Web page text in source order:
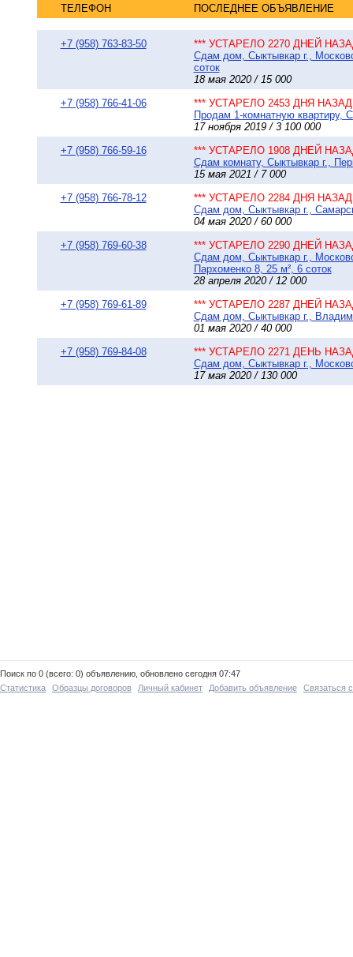
ТЕЛЕФОН ПОСЛЕДНЕЕ ОБЪЯВЛЕНИЕ
+7 (958) 763-83-50
*** УСТАРЕЛО 2270 ДНЕЙ
Сдам дом, Сыктывкар г.,
соток
18 мая 2020 / 15 000
+7 (958) 766-41-06
*** УСТАРЕЛО 2453 ДНЯ НАЗАД
Продам 1-комнатную квартиру,
17 ноября 2019 / 3 100 000
+7 (958) 766-59-16
*** УСТАРЕЛО 1908 ДНЕЙ
Сдам комнату, Сыктывкар г.,
15 мая 2021 / 7 000
+7 (958) 766-78-12
*** УСТАРЕЛО 2284 ДНЯ НАЗАД
Сдам дом, Сыктывкар г.,
04 мая 2020 / 60 000
+7 (958) 769-60-38
*** УСТАРЕЛО 2290 ДНЕЙ
Сдам дом, Сыктывкар г.,
Пархоменко 8, 25 м², 6 соток
28 апреля 2020 / 12 000
+7 (958) 769-61-89
*** УСТАРЕЛО 2287 ДНЕЙ
Сдам дом, Сыктывкар г.,
01 мая 2020 / 40 000
+7 (958) 769-84-08
*** УСТАРЕЛО 2271 ДЕНЬ
Сдам дом, Сыктывкар г.,
17 мая 2020 / 130 000
Поиск по 0 (всего: 0) объявлению, обновлено сегодня 07:47
Статистика
Образцы договоров Личный кабинет Добавить объявление Связаться